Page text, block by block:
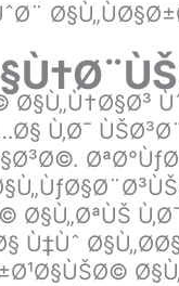
Ù‚Ø¯
Ø§Ù„ØªÙŠ
Ù‡Ùˆ